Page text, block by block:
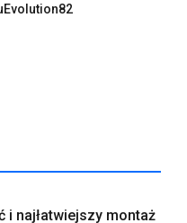
i najłatwiejszy montaż